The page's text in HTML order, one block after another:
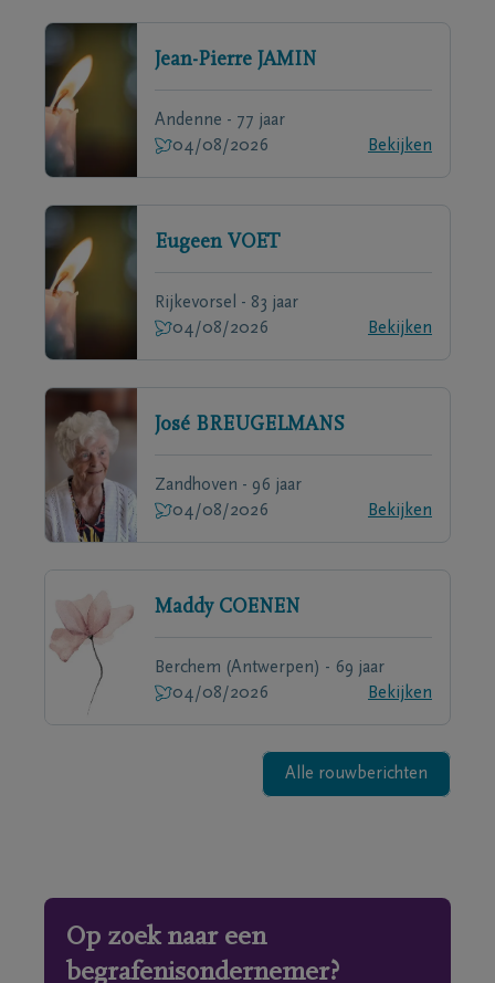
Jean-Pierre JAMIN
Andenne - 77 jaar
04/08/2026
Bekijken
Eugeen VOET
Rijkevorsel - 83 jaar
04/08/2026
Bekijken
José BREUGELMANS
Zandhoven - 96 jaar
04/08/2026
Bekijken
Maddy COENEN
Berchem (Antwerpen) - 69 jaar
04/08/2026
Bekijken
Alle rouwberichten
Op zoek naar een
begrafenisondernemer?